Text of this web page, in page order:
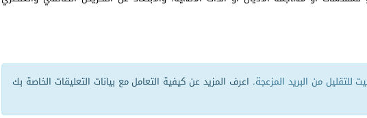
من البريد المزعجة. اعرف المزيد عن كيفية التعامل مع بيانات التعليقات الخاصة بك